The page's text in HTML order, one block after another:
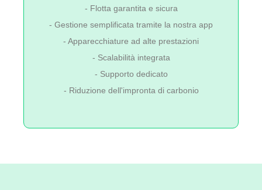
- Flotta garantita e sicura
- Gestione semplificata tramite la nostra app
- Apparecchiature ad alte prestazioni
- Scalabilità integrata
- Supporto dedicato
- Riduzione dell'impronta di carbonio